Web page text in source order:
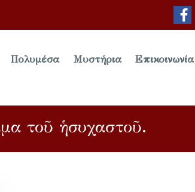
Πολυμέσα Μυστήρια Επικοινωνία
τοῦ ἡσυχαστοῦ.